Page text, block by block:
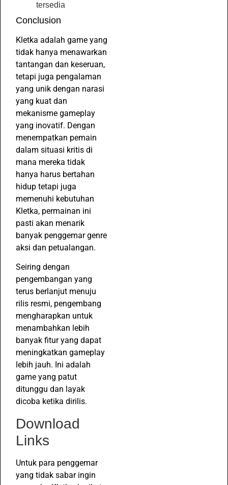
tersedia
Conclusion
Kletka adalah game yang
tidak hanya menawarkan
tantangan dan keseruan,
tetapi juga pengalaman
yang unik dengan narasi
yang kuat dan
mekanisme gameplay
yang inovatif. Dengan
menempatkan pemain
dalam situasi kritis di
mana mereka tidak
hanya harus bertahan
hidup tetapi juga
memenuhi kebutuhan
Kletka, permainan ini
pasti akan menarik
banyak penggemar genre
aksi dan petualangan.
Seiring dengan
pengembangan yang
terus berlanjut menuju
rilis resmi, pengembang
mengharapkan untuk
menambahkan lebih
banyak fitur yang dapat
meningkatkan gameplay
lebih jauh. Ini adalah
game yang patut
ditunggu dan layak
dicoba ketika dirilis.
Download
Links
Untuk para penggemar
yang tidak sabar ingin